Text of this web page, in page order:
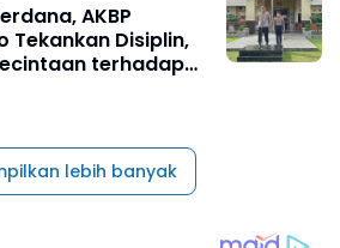
AKBP
Tekankan Disiplin,
terhadap
lebih banyak